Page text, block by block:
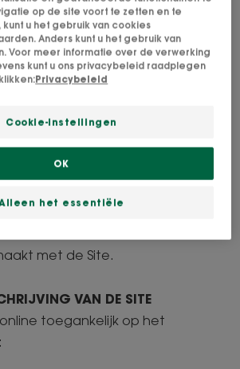
is het de Gebruiker verboden de
te gebruiken voor
(auteursrecht) of in
stemt de Gebruiker in
deze worden weergegeven op
met de Site.
VAN DE SITE
online toegankelijk op het
op de site voort te zetten en te
u het gebruik van cookies
Anders kunt u het gebruik van
Voor meer informatie over de verwerking
kunt u ons privacybeleid raadplegen
Privacybeleid
Cookie-instellingen
het essentiële
OK